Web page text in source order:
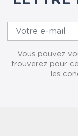
Vous pouvez
trouverez pour
les